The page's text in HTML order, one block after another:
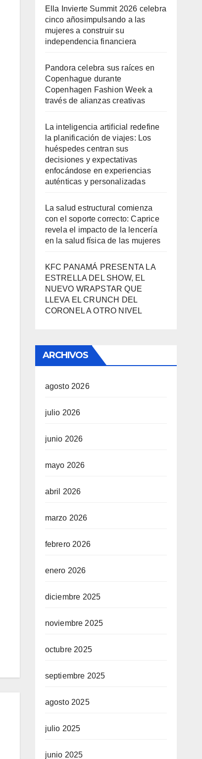
Ella Invierte Summit 2026 celebra
cinco añosimpulsando a las
mujeres a construir su
independencia financiera
Pandora celebra sus raíces en
Copenhague durante
Copenhagen Fashion Week a
través de alianzas creativas
La inteligencia artificial redefine
la planificación de viajes: Los
huéspedes centran sus
decisiones y expectativas
enfocándose en experiencias
auténticas y personalizadas
La salud estructural comienza
con el soporte correcto: Caprice
revela el impacto de la lencería
en la salud física de las mujeres
KFC PANAMÁ PRESENTA LA
ESTRELLA DEL SHOW, EL
NUEVO WRAPSTAR QUE
LLEVA EL CRUNCH DEL
CORONEL A OTRO NIVEL
ARCHIVOS
agosto 2026
julio 2026
junio 2026
mayo 2026
abril 2026
marzo 2026
febrero 2026
enero 2026
diciembre 2025
noviembre 2025
octubre 2025
septiembre 2025
agosto 2025
julio 2025
junio 2025